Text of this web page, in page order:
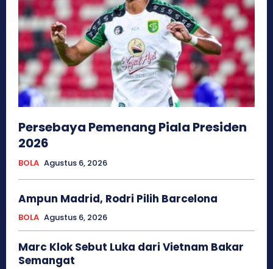
Persebaya Pemenang Piala Presiden
2026
BOLA Agustus 6, 2026
Ampun Madrid, Rodri Pilih Barcelona
BOLA Agustus 6, 2026
Marc Klok Sebut Luka dari Vietnam Bakar
Semangat